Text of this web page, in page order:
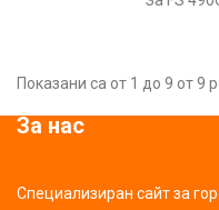
Показани са от 1 до 9 от 9
За нас
Специализиран сайт за